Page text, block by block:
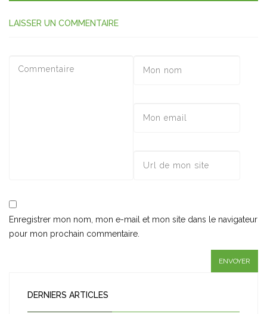
LAISSER UN COMMENTAIRE
Enregistrer mon nom, mon e-mail et mon site dans le navigateur
pour mon prochain commentaire.
DERNIERS ARTICLES